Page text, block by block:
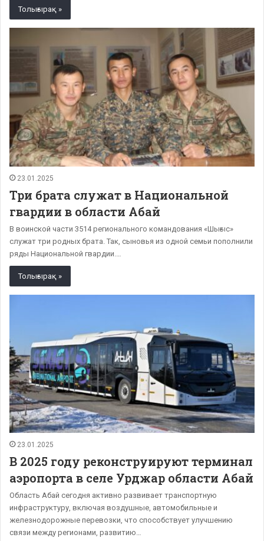
Толығырақ »
23.01.2025
Три брата служат в Национальной
гвардии в области Абай
В воинской части 3514 регионального командования «Шығыс»
служат три родных брата. Так, сыновья из одной семьи пополнили
ряды Национальной гвардии.…
Толығырақ »
23.01.2025
В 2025 году реконструируют терминал
аэропорта в селе Урджар области Абай
Область Абай сегодня активно развивает транспортную
инфраструктуру, включая воздушные, автомобильные и
железнодорожные перевозки, что способствует улучшению
связи между регионами, развитию…